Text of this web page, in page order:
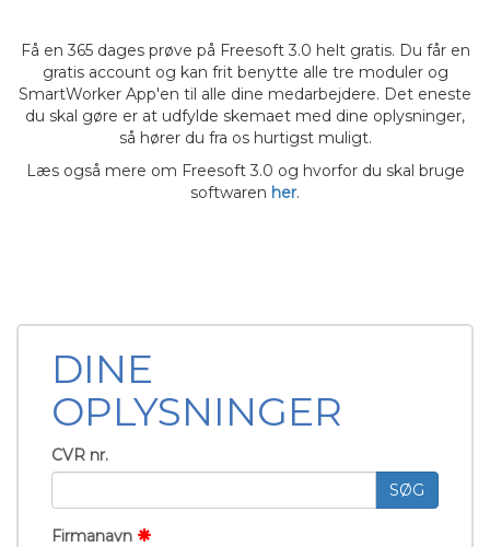
Få en 365 dages prøve på Freesoft 3.0 helt gratis. Du får en
gratis account og kan frit benytte alle tre moduler og
SmartWorker App'en til alle dine medarbejdere. Det eneste
du skal gøre er at udfylde skemaet med dine oplysninger,
så hører du fra os hurtigst muligt.
Læs også mere om Freesoft 3.0 og hvorfor du skal bruge
softwaren her.
DINE
OPLYSNINGER
CVR nr.
SØG
Firmanavn